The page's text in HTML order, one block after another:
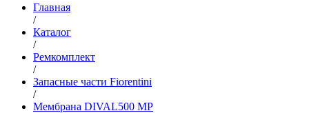
Главная
/
Каталог
/
Ремкомплект
/
Запасные части Fiorentini
/
Мембрана DIVAL500 MP